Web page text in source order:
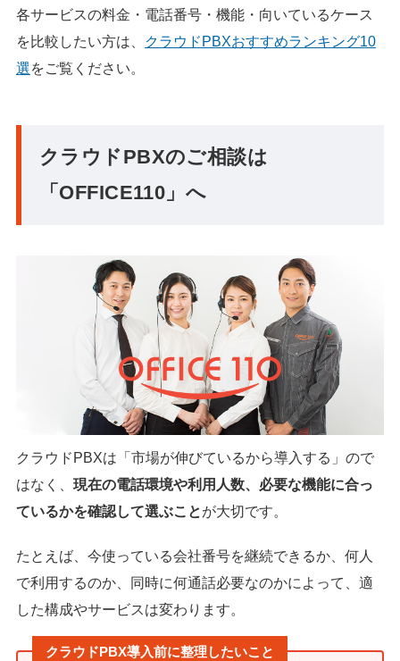
各サービスの料金・電話番号・機能・向いているケース
を比較したい方は、
クラウドPBXおすすめランキング10
選をご覧ください。
クラウドPBXのご相談は
「OFFICE110」へ
クラウドPBXは「市場が伸びているから導入する」ので
はなく、 現在の電話環境や利用人数、必要な機能に合っ
ているかを確認して選ぶことが大切です。
たとえば、今使っている会社番号を継続できるか、何人
で利用するのか、同時に何通話必要なのかによって、適
した構成やサービスは変わります。
クラウドPBX導入前に整理したいこと